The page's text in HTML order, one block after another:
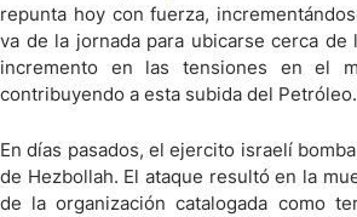
repunta hoy con fuerza,
va de la jornada para ubicarse cerca
incremento en las tensiones en el
contribuyendo a esta subida del Petróleo.
En días pasados, el ejercito israelí
de Hezbollah. El ataque resultó en la
de la organización catalogada como